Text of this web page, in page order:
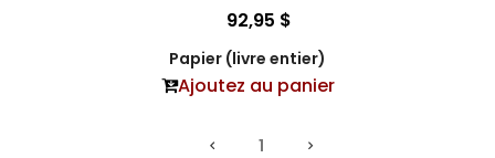
92,95 $
Papier (livre entier)
Ajoutez au panier
1